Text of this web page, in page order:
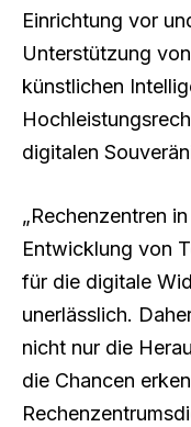
Einrichtung vor
Unterstützung
künstlichen
digitalen
„Rechenzentren
Entwicklung von
für die digitale
unerlässlich.
nicht nur die
die Chancen